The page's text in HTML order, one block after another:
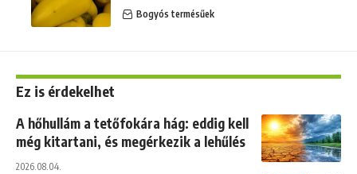
Bogyós termésűek
Ez is érdekelhet
A hőhullám a tetőfokára hág: eddig kell
még kitartani, és megérkezik a lehűlés
2026.08.04.